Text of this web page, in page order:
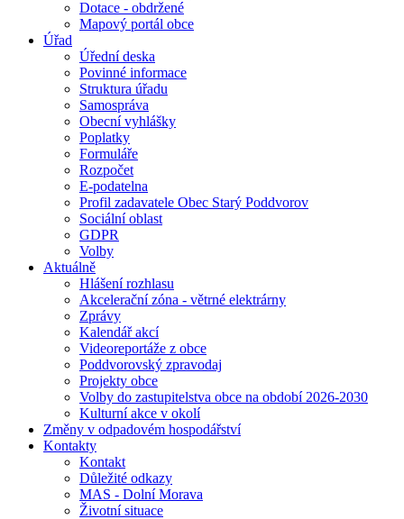
Dotace - obdržené
Mapový portál obce
Úřad
Úřední deska
Povinné informace
Struktura úřadu
Samospráva
Obecní vyhlášky
Poplatky
Formuláře
Rozpočet
E-podatelna
Profil zadavatele Obec Starý Poddvorov
Sociální oblast
GDPR
Volby
Aktuálně
Hlášení rozhlasu
Akcelerační zóna - větrné elektrárny
Zprávy
Kalendář akcí
Videoreportáže z obce
Poddvorovský zpravodaj
Projekty obce
Volby do zastupitelstva obce na období 2026-2030
Kulturní akce v okolí
Změny v odpadovém hospodářství
Kontakty
Kontakt
Důležité odkazy
MAS - Dolní Morava
Životní situace